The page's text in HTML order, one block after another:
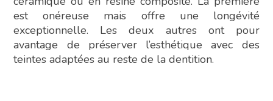
est onéreuse mais offre une longévité
exceptionnelle. Les deux autres ont pour
avantage de préserver l’esthétique avec des
teintes adaptées au reste de la dentition.